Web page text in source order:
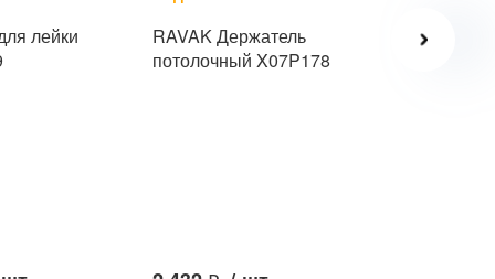
лейки
RAVAK Держатель
потолочный X07P178